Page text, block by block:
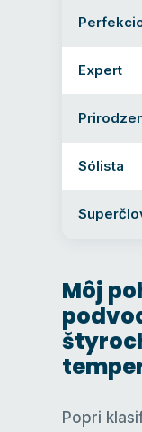
Expert
Sólista
Môj
Popri